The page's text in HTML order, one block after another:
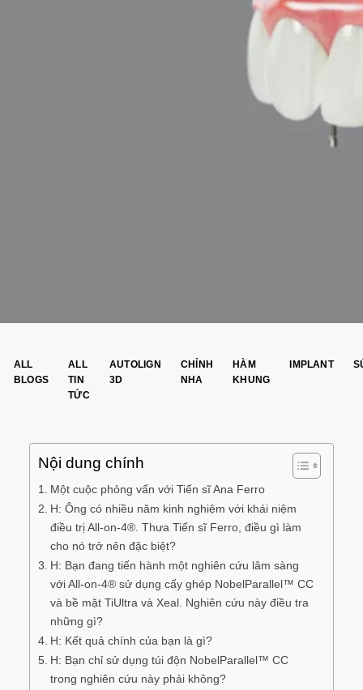
ALL
BLOGS
ALL
TIN
TỨC
AUTOLIGN
3D
CHỈNH
NHA
HÀM
KHUNG
IMPLANT
Nội dung chính
Một cuộc phỏng vấn với Tiến sĩ Ana Ferro
H: Ông có nhiều năm kinh nghiệm với khái niệm
điều trị All-on-4®. Thưa Tiến sĩ Ferro, điều gì làm
cho nó trở nên đặc biệt?
H: Bạn đang tiến hành một nghiên cứu lâm sàng
với All-on-4® sử dụng cấy ghép NobelParallel™ CC
và bề mặt TiUltra và Xeal. Nghiên cứu này điều tra
những gì?
H: Kết quả chính của bạn là gì?
H: Bạn chỉ sử dụng túi độn NobelParallel™ CC
trong nghiên cứu này phải không?